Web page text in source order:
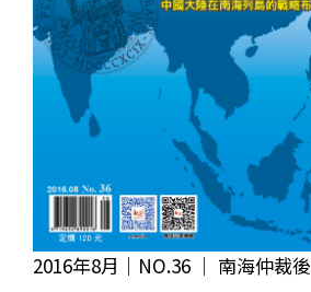
2016年8月｜NO.36 │ 南海仲裁後